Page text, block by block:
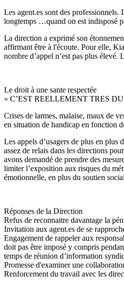
Les agent.es sont des
longtemps …quand on est indisposé
La direction a exprimé son
affirmant être à l'écoute. Pour elle,
nombre d’appel n’est pas plus
Le droit à une sante respectée
« C’EST REELLEMENT TRES
Crises de larmes, malaise, maux de
en situation de handicap en fonction
Les appels d’usagers de plus en
assez de relais dans les directions
avons demandé de prendre des
limiter l’exposition aux risques du
émotionnelle, en plus du soutien
Réponses de la Direction
Refus de reconnaitre davantage la
Invitation aux agent.es de se
Engagement de rappeler aux
doit pas être imposé y compris
temps de réunion d’information
Promesse d'examiner une
Renforcement du travail avec les